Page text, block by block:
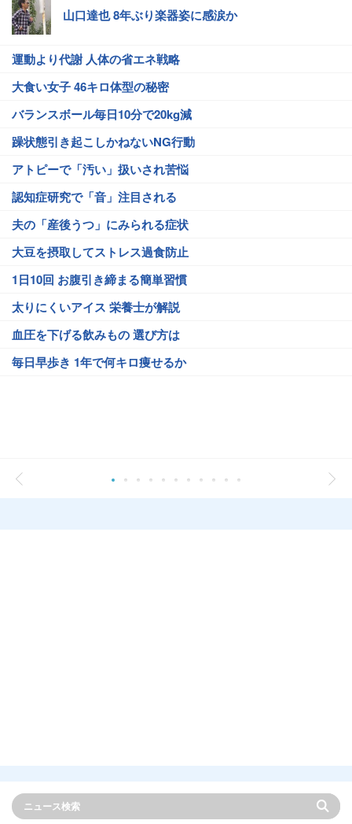
山口達也 8年ぶり楽器姿に感涙か
運動より代謝 人体の省エネ戦略
大食い女子 46キロ体型の秘密
バランスボール毎日10分で20kg減
躁状態引き起こしかねないNG行動
アトピーで「汚い」扱いされ苦悩
認知症研究で「音」注目される
夫の「産後うつ」にみられる症状
大豆を摂取してストレス過食防止
1日10回 お腹引き締まる簡単習慣
太りにくいアイス 栄養士が解説
血圧を下げる飲みもの 選び方は
毎日早歩き 1年で何キロ痩せるか